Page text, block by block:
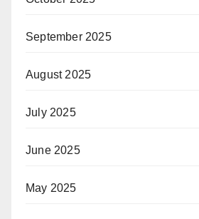
September 2025
August 2025
July 2025
June 2025
May 2025